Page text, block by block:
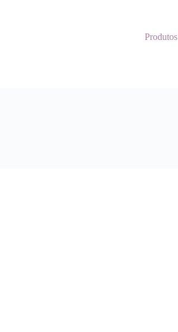
Produtos